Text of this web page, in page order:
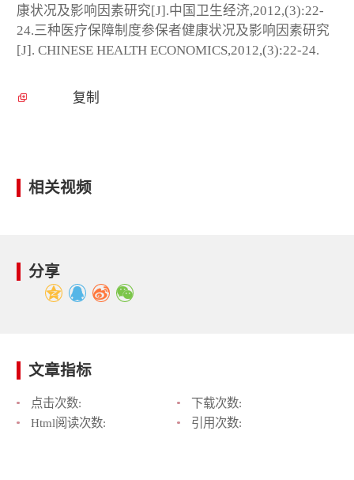
康状况及影响因素研究[J].中国卫生经济,2012,(3):22-
24.三种医疗保障制度参保者健康状况及影响因素研究
[J]. CHINESE HEALTH ECONOMICS,2012,(3):22-24.
复制
相关视频
分享
文章指标
点击次数:
下载次数:
Html阅读次数:
引用次数: